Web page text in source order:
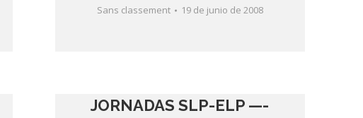
Sans classement 19 de junio de 2008
JORNADAS SLP-ELP —-